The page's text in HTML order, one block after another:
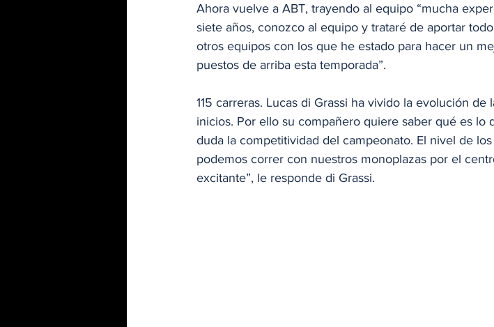
Ahora vuelve a ABT, trayendo al equipo “mucha
siete años, conozco al equipo y trataré de aportar
otros equipos con los que he estado para hacer un
puestos de arriba esta temporada”.
115 carreras. Lucas di Grassi ha vivido la evolución
inicios. Por ello su compañero quiere saber qué es lo
duda la competitividad del campeonato. El nivel de
podemos correr con nuestros monoplazas por el
excitante”, le responde di Grassi.